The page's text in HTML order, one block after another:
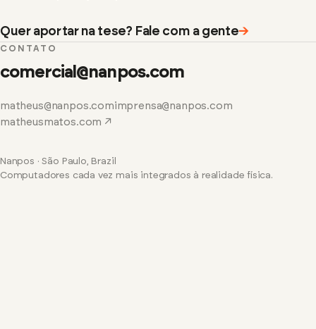
Quer aportar na tese? Fale com a gente→
CONTATO
comercial@nanpos.com
matheus@nanpos.comimprensa@nanpos.com
matheusmatos.com ↗
Nanpos · São Paulo, Brazil
Computadores cada vez mais integrados à realidade física.